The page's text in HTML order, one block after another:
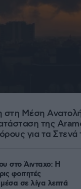
Μέση
της
για τα
στο Άινταχο: Η
φοιτητές
σε λίγα λεπτά